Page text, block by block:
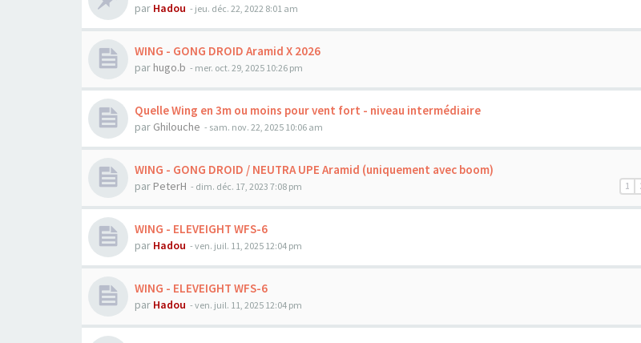
par Hadou - jeu. déc. 22, 2022 8:01 am
WING - GONG DROID Aramid X 2026
par hugo.b - mer. oct. 29, 2025 10:26 pm
Quelle Wing en 3m ou moins pour vent fort - niveau intermédiaire
par Ghilouche - sam. nov. 22, 2025 10:06 am
WING - GONG DROID / NEUTRA UPE Aramid (uniquement avec boom)
1
par PeterH - dim. déc. 17, 2023 7:08 pm
WING - ELEVEIGHT WFS-6
par Hadou - ven. juil. 11, 2025 12:04 pm
WING - ELEVEIGHT WFS-6
par Hadou - ven. juil. 11, 2025 12:04 pm